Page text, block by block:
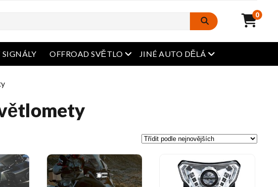
0
OFFROAD SVĚTLO Otevřená nabídka
JINÉ AUTO DĚLÁ Otevřená nabídka